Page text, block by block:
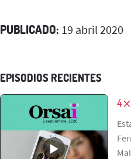
PUBLICADO: 19 abril 2020
EPISODIOS RECIENTES